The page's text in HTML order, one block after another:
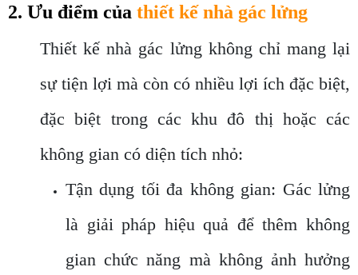
2. Ưu điểm của thiết kế nhà gác lửng
Thiết kế nhà gác lửng không chỉ mang lại
sự tiện lợi mà còn có nhiều lợi ích đặc biệt,
đặc biệt trong các khu đô thị hoặc các
không gian có diện tích nhỏ:
Tận dụng tối đa không gian: Gác lửng
là giải pháp hiệu quả để thêm không
gian chức năng mà không ảnh hưởng